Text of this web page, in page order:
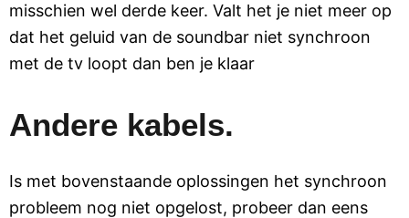
misschien wel derde keer. Valt het je niet meer op
dat het geluid van de soundbar niet synchroon
met de tv loopt dan ben je klaar
Andere kabels.
Is met bovenstaande oplossingen het synchroon
probleem nog niet opgelost, probeer dan eens